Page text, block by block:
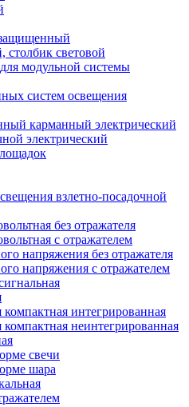
световой
модульной системы
систем освещения
карманный электрический
электрический
взлетно-посадочной
без отражателя
с отражателем
напряжения без отражателя
напряжения с отражателем
интегрированная
неинтегрированная
свечи
шара